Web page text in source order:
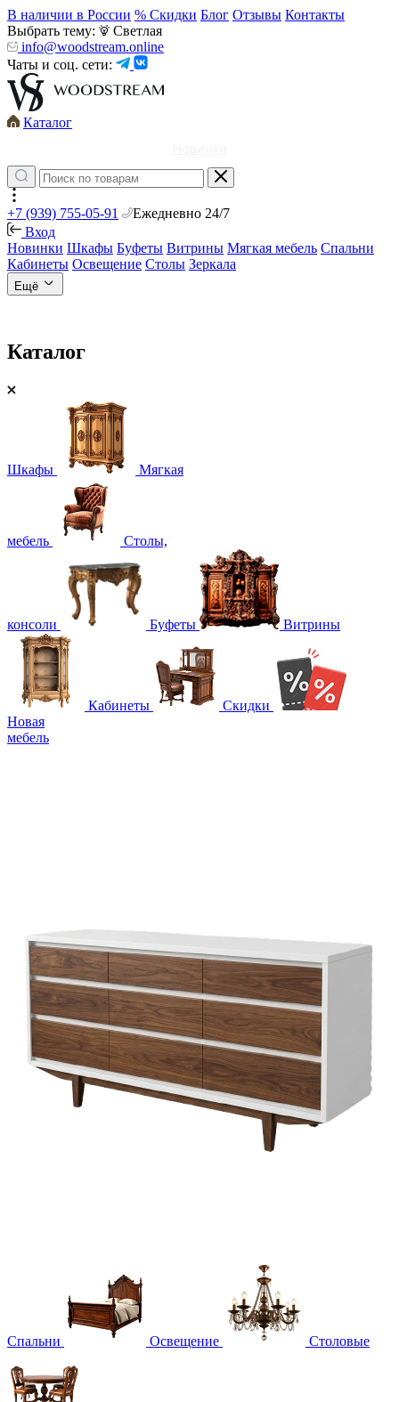
В наличии в России % Скидки Блог Отзывы Контакты
Выбрать тему:
Светлая
info@woodstream.online
Чаты и соц. сети:
Каталог
+7 (939) 755-05-91
Ежедневно 24/7
Вход
Новинки Шкафы Буфеты Витрины Мягкая мебель Спальни
Кабинеты Освещение Столы Зеркала
Ещё
Каталог
Шкафы Мягкая
мебель Столы,
консоли Буфеты Витрины
Кабинеты
Скидки
Новая
мебель
Спальни Освещение Столовые